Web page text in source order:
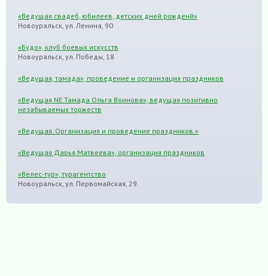
«Ведущая свадеб, юбилеев, детских дней рожденй»
Новоуральск, ул. Ленина, 90
«Будо», клуб боевых искусств
Новоуральск, ул. Победы, 18
«Ведущая, тамада», проведение и организация праздников
«Ведущая NE Тамада Ольга Воинова», ведущая позитивно
незабываемых торжеств
«Ведущая. Организация и проведение праздников.»
«Ведущая Дарья Матвеева», организация праздников
«Велес-тур», турагентство
Новоуральск, ул. Первомайская, 29